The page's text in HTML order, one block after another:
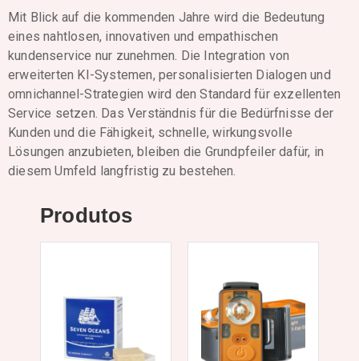
Mit Blick auf die kommenden Jahre wird die Bedeutung
eines nahtlosen, innovativen und empathischen
kundenservice nur zunehmen. Die Integration von
erweiterten KI-Systemen, personalisierten Dialogen und
omnichannel-Strategien wird den Standard für exzellenten
Service setzen. Das Verständnis für die Bedürfnisse der
Kunden und die Fähigkeit, schnelle, wirkungsvolle
Lösungen anzubieten, bleiben die Grundpfeiler dafür, in
diesem Umfeld langfristig zu bestehen.
Produtos